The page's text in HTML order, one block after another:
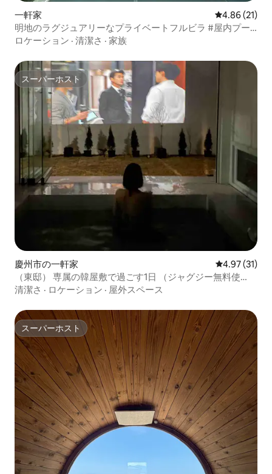
一軒家 レビュー21
4.86 (21)
明地のラグジュアリーなプライベートフルビラ #屋内プー
ル #テラス #オーシャンビュー
ロケーション · 清潔さ · 家族
スーパーホスト
スーパーホスト
慶州市の一軒家 レビュー31
4.97 (31)
（東邸） 専属の韓屋敷で過ごす1日 （ジャグジー無料使
用）
清潔さ · ロケーション · 屋外スペース
スーパーホスト
スーパーホスト